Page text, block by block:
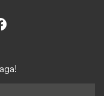
F
b